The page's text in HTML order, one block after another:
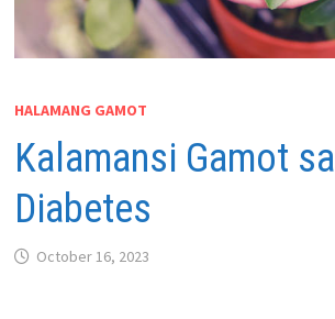
HALAMANG GAMOT
Kalamansi Gamot sa
Diabetes
October 16, 2023